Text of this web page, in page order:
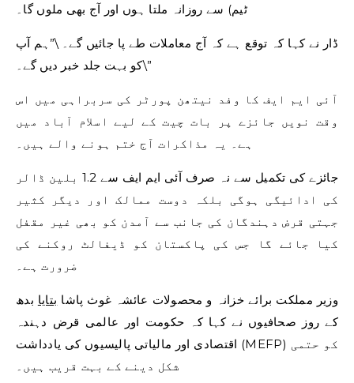
ٹیم) سے روزانہ ملتا ہوں اور آج بھی ملوں گا۔
ڈار نے کہا کہ توقع ہے کہ آج معاملات طے پا جائیں گے۔ \”ہم آپ
کو بہت جلد خبر دیں گے۔\”
آئی ایم ایف کا وفد نیتھن پورٹر کی سربراہی میں اس
وقت نویں جائزے پر بات چیت کے لیے اسلام آباد میں
ہے۔ یہ مذاکرات آج ختم ہونے والے ہیں۔
جائزے کی تکمیل سے نہ صرف آئی ایم ایف سے 1.2 بلین ڈالر
کی ادائیگی ہوگی بلکہ دوست ممالک اور دیگر کثیر
جہتی قرض دہندگان کی جانب سے آمدن کو بھی غیر مقفل
کیا جائے گا جس کی پاکستان کو ڈیفالٹ روکنے کی
ضرورت ہے۔
وزیر مملکت برائے خزانہ و محصولات عائشہ غوث پاشا بتایا بدھ
کے روز صحافیوں نے کہا کہ حکومت اور عالمی قرض دہندہ
اقتصادی اور مالیاتی پالیسیوں کی یادداشت (MEFP) کو حتمی
شکل دینے کے بہت قریب ہیں۔